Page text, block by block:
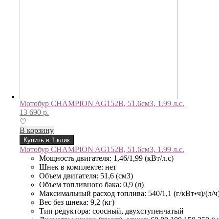
Мотобур CHAMPION AG152B, 51.6см3, 1.99 л.с.
13 690 р.
♡
В корзину
Купить в 1 клик
Мотобур CHAMPION AG152B, 51.6см3, 1.99 л.с.
Мощность двигателя: 1,46/1,99 (кВт/л.с)
Шнек в комплекте: нет
Объем двигателя: 51,6 (см3)
Объем топливного бака: 0,9 (л)
Максимальный расход топлива: 540/1,1 (г/кВт•ч)/(л/
Вес без шнека: 9,2 (кг)
Тип редуктора: соосный, двухступенчатый